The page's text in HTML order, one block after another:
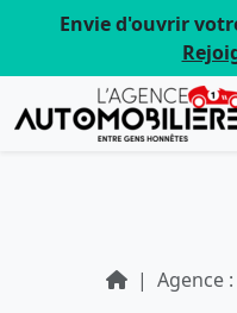
Envie d'ouvrir
Agence